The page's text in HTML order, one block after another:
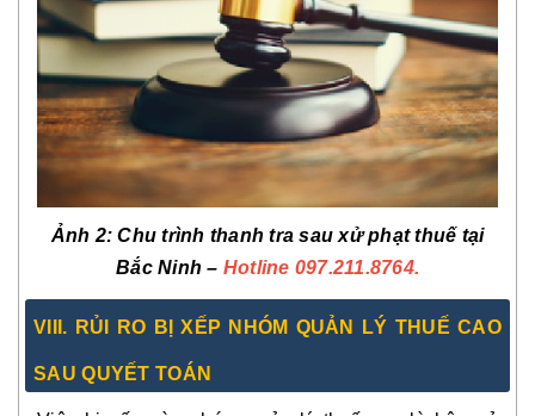
Ảnh 2: Chu trình thanh tra sau xử phạt thuế tại
Bắc Ninh – Hotline 097.211.8764.
VIII. RỦI RO BỊ XẾP NHÓM QUẢN LÝ THUẾ CAO
SAU QUYẾT TOÁN